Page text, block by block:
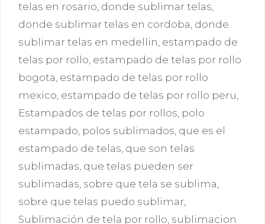
telas en rosario, donde sublimar telas,
donde sublimar telas en cordoba, donde
sublimar telas en medellin, estampado de
telas por rollo, estampado de telas por rollo
bogota, estampado de telas por rollo
mexico, estampado de telas por rollo peru,
Estampados de telas por rollos, polo
estampado, polos sublimados, que es el
estampado de telas, que son telas
sublimadas, que telas pueden ser
sublimadas, sobre que tela se sublima,
sobre que telas puedo sublimar,
Sublimación de tela por rollo, sublimacion